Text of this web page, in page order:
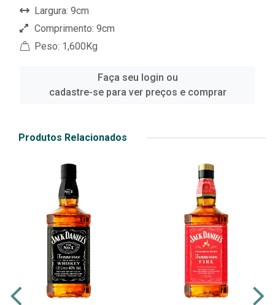
Largura: 9cm
Comprimento: 9cm
Peso: 1,600Kg
Faça seu login ou
cadastre-se para ver preços e comprar
Produtos Relacionados